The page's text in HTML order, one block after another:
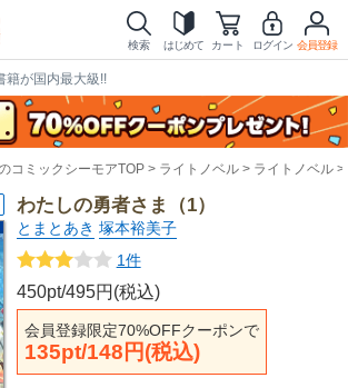
検索 はじめて カート ログイン 会員登録
籍が国内最大級!!
コミックシーモアTOP ライトノベル ライトノベル
わたしの勇者さま（1）
とまとあき 塚本裕美子
1件
450pt/495円(税込)
会員登録限定70%OFFクーポンで
135pt/148円(税込)